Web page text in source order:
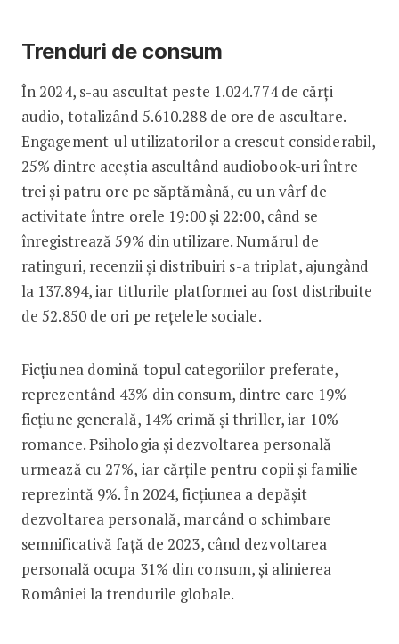
Trenduri de consum
În 2024, s-au ascultat peste 1.024.774 de cărți
audio, totalizând 5.610.288 de ore de ascultare.
Engagement-ul utilizatorilor a crescut considerabil,
25% dintre aceștia ascultând audiobook-uri între
trei și patru ore pe săptămână, cu un vârf de
activitate între orele 19:00 și 22:00, când se
înregistrează 59% din utilizare. Numărul de
ratinguri, recenzii și distribuiri s-a triplat, ajungând
la 137.894, iar titlurile platformei au fost distribuite
de 52.850 de ori pe rețelele sociale.
Ficțiunea domină topul categoriilor preferate,
reprezentând 43% din consum, dintre care 19%
ficțiune generală, 14% crimă și thriller, iar 10%
romance. Psihologia și dezvoltarea personală
urmează cu 27%, iar cărțile pentru copii și familie
reprezintă 9%. În 2024, ficțiunea a depășit
dezvoltarea personală, marcând o schimbare
semnificativă față de 2023, când dezvoltarea
personală ocupa 31% din consum, și alinierea
României la trendurile globale.